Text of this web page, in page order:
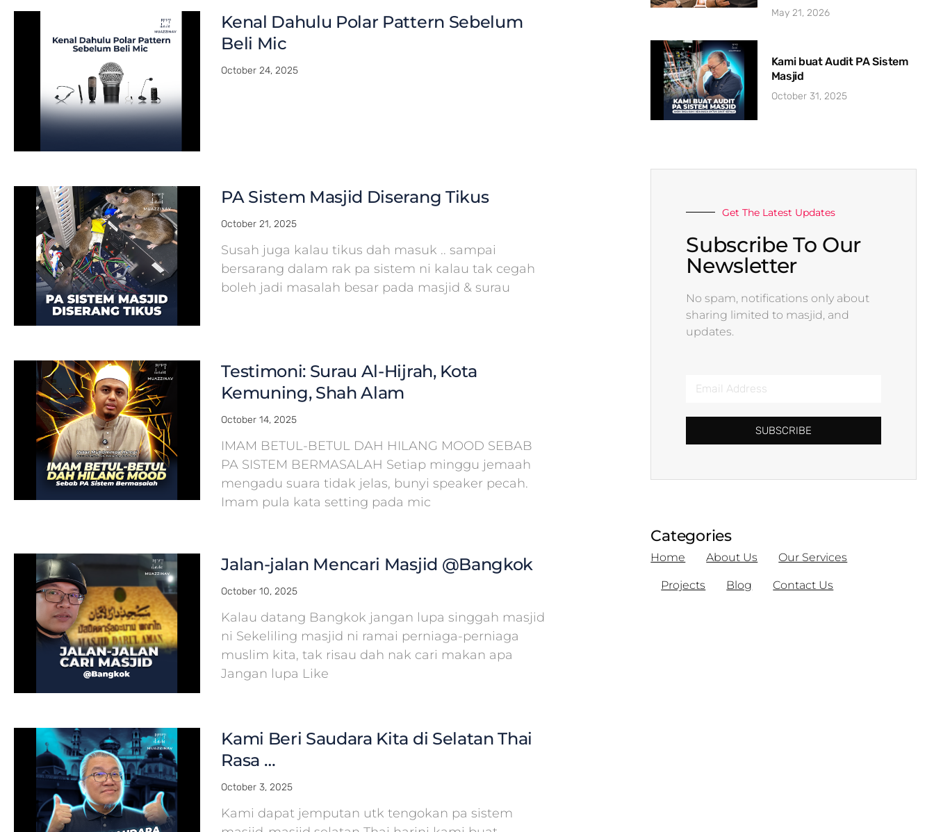
Kenal Dahulu Polar Pattern Sebelum
Beli Mic
October 24, 2025
PA Sistem Masjid Diserang Tikus
October 21, 2025
Susah juga kalau tikus dah masuk .. sampai
bersarang dalam rak pa sistem ni kalau tak cegah
boleh jadi masalah besar pada masjid & surau
Testimoni: Surau Al-Hijrah, Kota
Kemuning, Shah Alam
October 14, 2025
IMAM BETUL-BETUL DAH HILANG MOOD SEBAB
PA SISTEM BERMASALAH Setiap minggu jemaah
mengadu suara tidak jelas, bunyi speaker pecah.
Imam pula kata setting pada mic
Jalan-jalan Mencari Masjid @Bangkok
October 10, 2025
Kalau datang Bangkok jangan lupa singgah masjid
ni Sekeliling masjid ni ramai perniaga-perniaga
muslim kita, tak risau dah nak cari makan apa
Jangan lupa Like
Kami Beri Saudara Kita di Selatan Thai
Rasa …
October 3, 2025
Kami dapat jemputan utk tengokan pa sistem
May 21, 2026
Kami buat Audit PA Sistem
Masjid
October 31, 2025
Get The Latest Updates
Subscribe To Our
Newsletter
No spam, notifications only about
sharing limited to masjid, and
updates.
SUBSCRIBE
Categories
Home About Us Our Services
Projects Blog Contact Us